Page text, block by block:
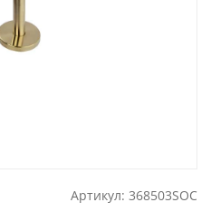
Артикул: 368503SOC